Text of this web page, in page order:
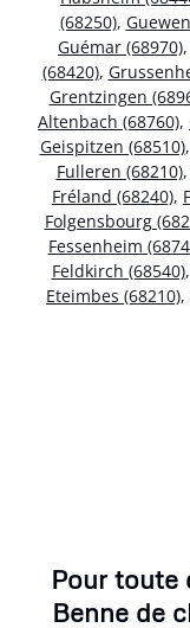
(68250),
Guémar (68970),
(68420),
Grentzingen
Altenbach (68760),
Geispitzen (68510),
Fulleren (68210),
Fréland (68240),
Folgensbourg
Fessenheim
Feldkirch (68540),
Eteimbes (68210),
Pour toute
Benne de